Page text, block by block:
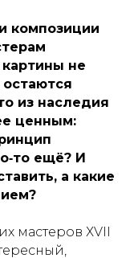
композиции
не
из наследия
ценным:
ещё? И
а какие
мастеров ХVII